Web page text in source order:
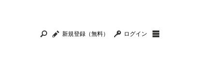
新規登録（無料） ログイン